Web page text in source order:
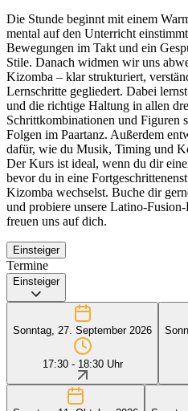
Die Stunde beginnt mit einem
mental auf den Unterricht
Bewegungen im Takt und ein
Stile. Danach widmen wir uns
Kizomba – klar strukturiert,
Lernschritte gegliedert. Dabei
und die richtige Haltung in allen
Schrittkombinationen und Figuren
Folgen im Paartanz. Außerdem
dafür, wie du Musik, Timing und
Der Kurs ist ideal, wenn du dir
bevor du in eine
Kizomba wechselst. Buche dir
und probiere unsere Latino-
freuen uns auf dich.
Einsteiger
Termine
Einsteiger
Sonntag, 27. September 2026
17:30 - 18:30 Uhr